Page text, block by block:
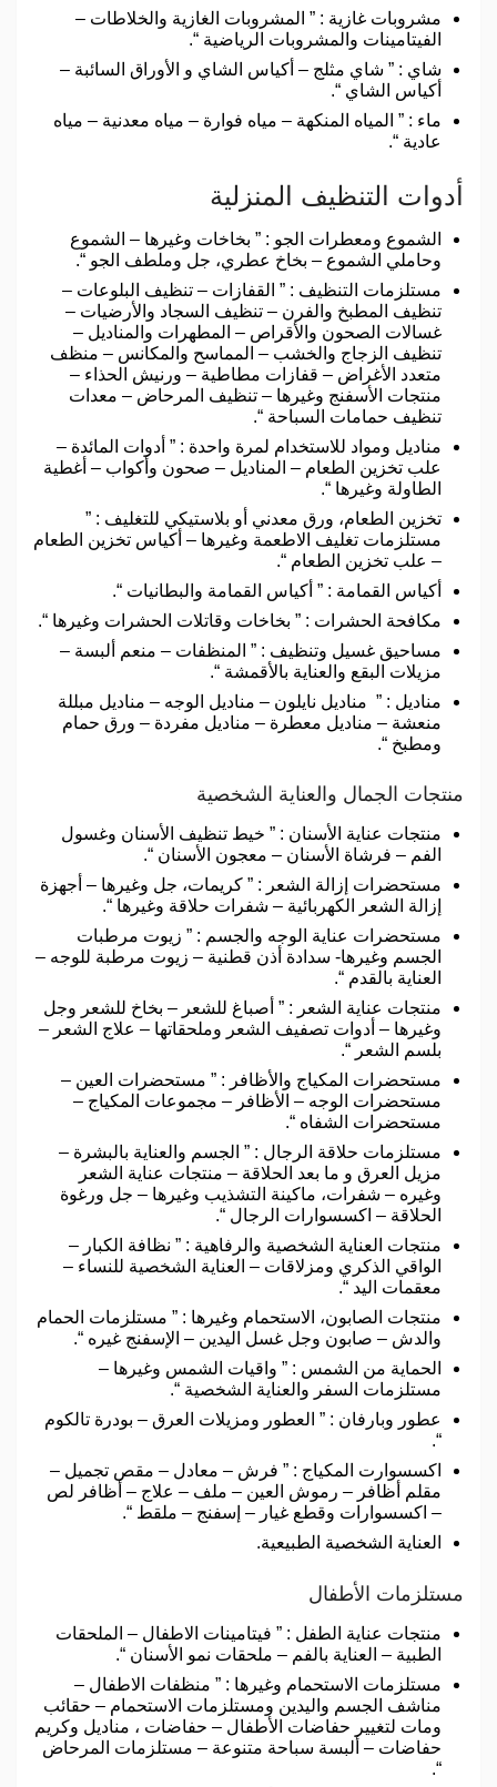
مشروبات غازية : ” المشروبات الغازية والخلاطات –
الفيتامينات والمشروبات الرياضية “.
شاي : ” شاي مثلج – أكياس الشاي و الأوراق السائبة –
أكياس الشاي “.
ماء : ” المياه المنكهة – مياه فوارة – مياه معدنية – مياه
عادية “.
أدوات التنظيف المنزلية
الشموع ومعطرات الجو : ” بخاخات وغيرها – الشموع
وحاملي الشموع – بخاخ عطري، جل وملطف الجو “.
مستلزمات التنظيف : ” القفازات – تنظيف البلوعات –
تنظيف المطبخ والفرن – تنظيف السجاد والأرضيات –
غسالات الصحون والأقراص – المطهرات والمناديل –
تنظيف الزجاج والخشب – المماسح والمكانس – منظف ​​
متعدد الأغراض – قفازات مطاطية – ورنيش الحذاء –
منتجات الأسفنج وغيرها – تنظيف المرحاض – معدات
تنظيف حمامات السباحة “.
مناديل ومواد للاستخدام لمرة واحدة : ” أدوات المائدة –
علب تخزين الطعام – المناديل – صحون وأكواب – أغطية
الطاولة وغيرها “.
تخزين الطعام، ورق معدني أو بلاستيكي للتغليف : ”
مستلزمات تغليف الاطعمة وغيرها – أكياس تخزين الطعام
– علب تخزين الطعام “.
أكياس القمامة : ” أكياس القمامة والبطانيات “.
مكافحة الحشرات : ” بخاخات وقاتلات الحشرات وغيرها “.
مساحيق غسيل وتنظيف : ” المنظفات – منعم ألبسة –
مزيلات البقع والعناية بالأقمشة “.
مناديل : ” مناديل نايلون – مناديل الوجه – مناديل مبللة
منعشة – مناديل معطرة – مناديل مفردة – ورق حمام
ومطبخ “.
منتجات الجمال والعناية الشخصية
منتجات عناية الأسنان : ” خيط تنظيف الأسنان وغسول
الفم – فرشاة الأسنان – معجون الأسنان “.
مستحضرات إزالة الشعر : ” كريمات، جل وغيرها – أجهزة
إزالة الشعر الكهربائية – شفرات حلاقة وغيرها “.
مستحضرات عناية الوجه والجسم : ” زيوت مرطبات
الجسم وغيرها- سدادة أذن قطنية – زيوت مرطبة للوجه –
العناية بالقدم “.
منتجات عناية الشعر : ” أصباغ للشعر – بخاخ للشعر وجل
وغيرها – أدوات تصفيف الشعر وملحقاتها – علاج الشعر –
بلسم الشعر “.
مستحضرات المكياج والأظافر : ” مستحضرات العين –
مستحضرات الوجه – الأظافر – مجموعات المكياج –
مستحضرات الشفاه “.
مستلزمات حلاقة الرجال : ” الجسم والعناية بالبشرة –
مزيل العرق و ما بعد الحلاقة – منتجات عناية الشعر
وغيره – شفرات، ماكينة التشذيب وغيرها – جل ورغوة
الحلاقة – اكسسوارات الرجال “.
منتجات العناية الشخصية والرفاهية : ” نظافة الكبار –
الواقي الذكري ومزلاقات – العناية الشخصية للنساء –
معقمات اليد “.
منتجات الصابون، الاستحمام وغيرها : ” مستلزمات الحمام
والدش – صابون وجل غسل اليدين – الإسفنج غيره “.
الحماية من الشمس : ” واقيات الشمس وغيرها –
مستلزمات السفر والعناية الشخصية “.
عطور وبارفان : ” العطور ومزيلات العرق – بودرة تالكوم
“.
اكسسوارت المكياج : ” فرش – معادل – مقص تجميل –
مقلم أظافر – رموش العين – ملف – علاج – أظافر لص
– اكسسوارات وقطع غيار – إسفنج – ملقط “.
العناية الشخصية الطبيعية.
مستلزمات الأطفال
منتجات عناية الطفل : ” فيتامينات الاطفال – الملحقات
الطبية – العناية بالفم – ملحقات نمو الأسنان “.
مستلزمات الاستحمام وغيرها : ” منظفات الاطفال –
مناشف الجسم واليدين ومستلزمات الاستحمام – حقائب
ومات لتغيير حفاضات الأطفال – حفاضات ، مناديل وكريم
حفاضات – ألبسة سباحة متنوعة – مستلزمات المرحاض
“.